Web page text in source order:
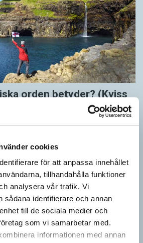
cookies
för att anpassa innehållet
tillhandahålla funktioner
analysera vår trafik. Vi
sådana identifierare och annan
till de sociala medier och
som vi samarbetar med.
informationen med annan
orden betyder? (Kviss